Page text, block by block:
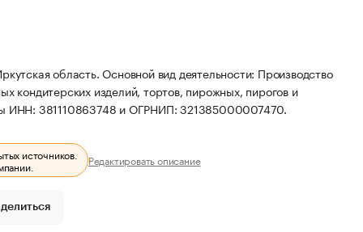
область. Основной вид деятельности: Производство
кондитерских изделий, тортов, пирожных, пирогов и
ИНН: 381110863748 и ОГРНИП: 321385000007470.
источников.
Редактировать описание